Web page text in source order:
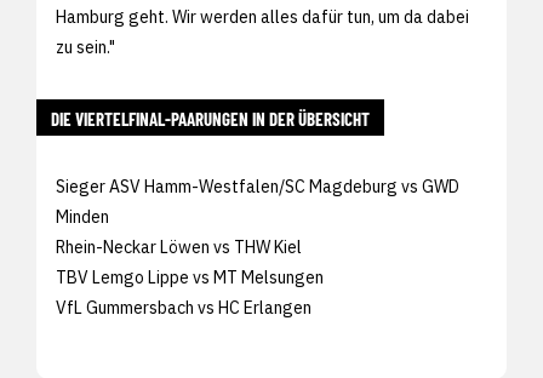
Hamburg geht. Wir werden alles dafür tun, um da dabei
zu sein."
DIE VIERTELFINAL-PAARUNGEN IN DER ÜBERSICHT
Sieger ASV Hamm-Westfalen/SC Magdeburg vs GWD
Minden
Rhein-Neckar Löwen vs THW Kiel
TBV Lemgo Lippe vs MT Melsungen
VfL Gummersbach vs HC Erlangen